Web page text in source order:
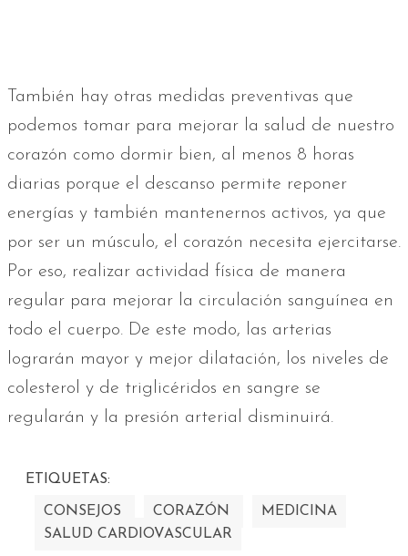
También hay otras medidas preventivas que
podemos tomar para mejorar la salud de nuestro
corazón como dormir bien, al menos 8 horas
diarias porque el descanso permite reponer
energías y también mantenernos activos, ya que
por ser un músculo, el corazón necesita ejercitarse.
Por eso, realizar actividad física de manera
regular para mejorar la circulación sanguínea en
todo el cuerpo. De este modo, las arterias
lograrán mayor y mejor dilatación, los niveles de
colesterol y de triglicéridos en sangre se
regularán y la presión arterial disminuirá.
ETIQUETAS:
CONSEJOS CORAZÓN
MEDICINA
SALUD CARDIOVASCULAR